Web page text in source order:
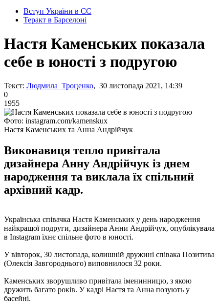
Вступ України в ЄС
Теракт в Барселоні
Настя Каменських показала
себе в юності з подругою
Текст: Людмила Троценко, 30 листопада 2021, 14:39
0
1955
Фото: instagram.com/kamenskux
Настя Каменських та Анна Андрійчук
Виконавиця тепло привітала
дизайнера Анну Андрійчук із днем
народження та виклала їх спільний
архівний кадр.
Українська співачка Настя Каменських у день народження
найкращої подруги, дизайнера Анни Андрійчук, опублікувала
в Instagram їхнє спільне фото в юності.
У вівторок, 30 листопада, колишній дружині співака Позитива
(Олексія Завгороднього) виповнилося 32 роки.
Каменських зворушливо привітала іменинницю, з якою
дружить багато років. У кадрі Настя та Анна позують у
басейні.